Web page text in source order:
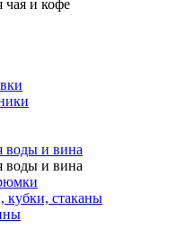
чая и кофе
воды и вина
воды и вина
стаканы